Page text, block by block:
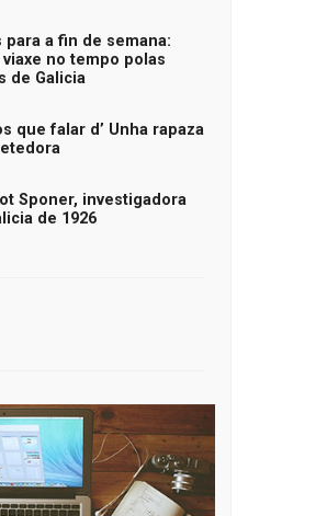
para a fin de semana:
viaxe no tempo polas
de Galicia
que falar d’ Unha rapaza
Sponer, investigadora
de 1926